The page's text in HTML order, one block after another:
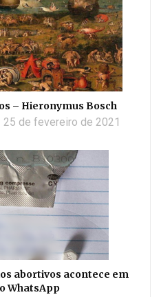
– Hieronymus Bosch
25 de fevereiro de 2021
abortivos acontece em
WhatsApp